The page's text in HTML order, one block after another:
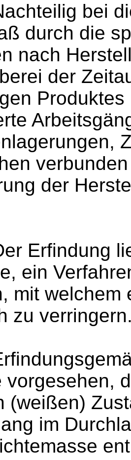
bei
durch die
nach
der
der
Erfindung
ein
mit welchem
zu
vorgesehen,
(weißen)
im